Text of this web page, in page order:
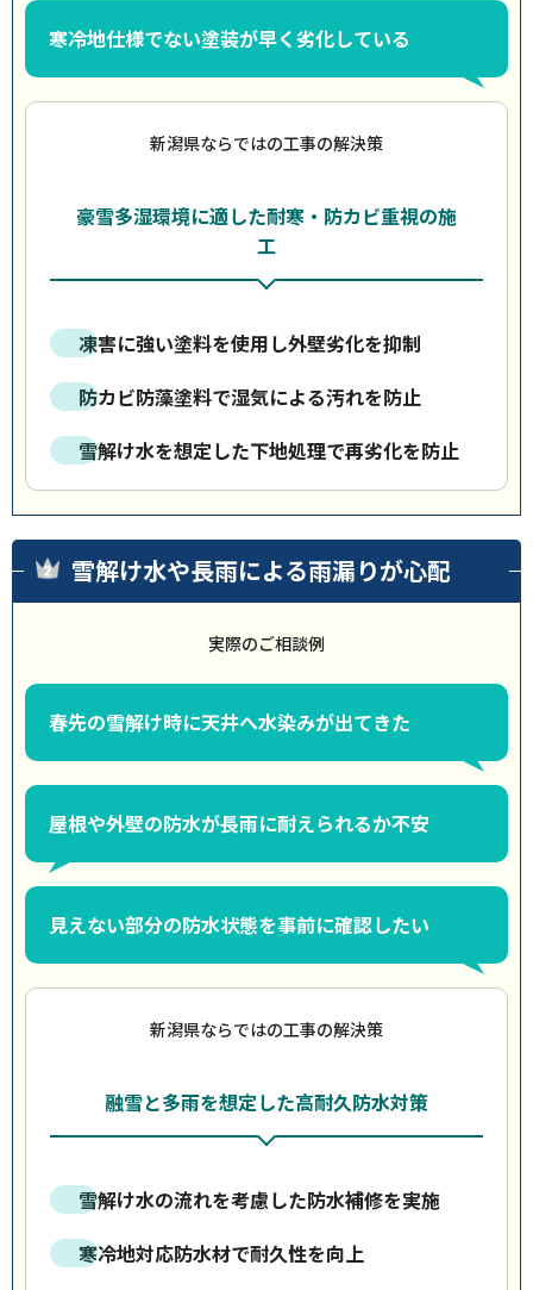
寒冷地仕様でない塗装が早く劣化している
新潟県ならではの工事の解決策
豪雪多湿環境に適した耐寒・防カビ重視の施
工
凍害に強い塗料を使用し外壁劣化を抑制
防カビ防藻塗料で湿気による汚れを防止
雪解け水を想定した下地処理で再劣化を防止
雪解け水や長雨による雨漏りが心配
実際のご相談例
春先の雪解け時に天井へ水染みが出てきた
屋根や外壁の防水が長雨に耐えられるか不安
見えない部分の防水状態を事前に確認したい
新潟県ならではの工事の解決策
融雪と多雨を想定した高耐久防水対策
雪解け水の流れを考慮した防水補修を実施
寒冷地対応防水材で耐久性を向上